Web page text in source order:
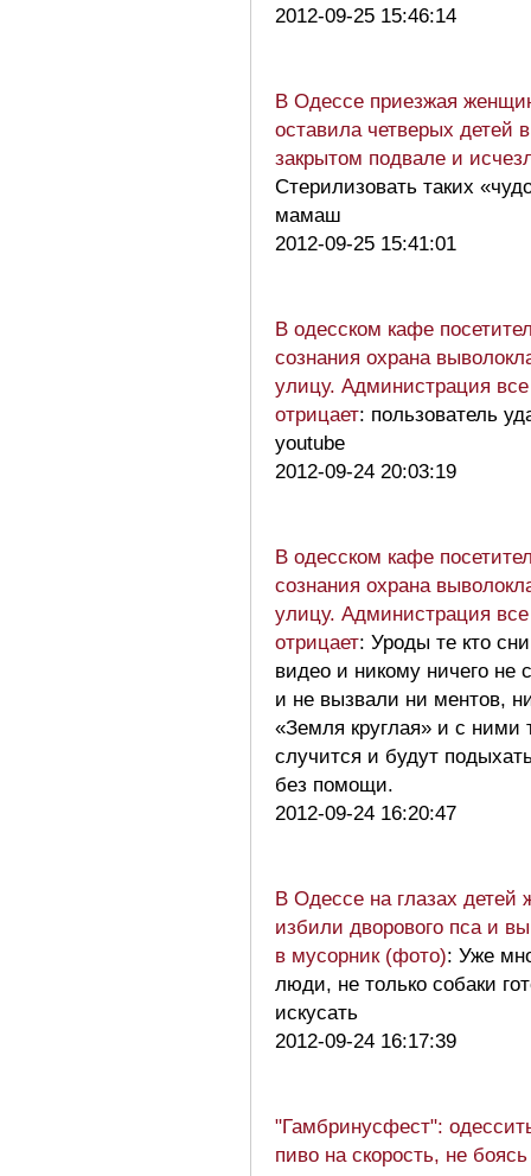
2012-09-25 15:46:14
В Одессе приезжая
оставила четверых детей в
закрытом подвале и
Стерилизовать таких
мамаш
2012-09-25 15:41:01
В одесском кафе
сознания охрана
улицу. Администрация все
отрицает: пользователь
youtube
2012-09-24 20:03:19
В одесском кафе
сознания охрана
улицу. Администрация все
отрицает: Уроды те кто
видео и никому ничего не
и не вызвали ни ментов,
«Земля круглая» и с ними
случится и будут
без помощи.
2012-09-24 16:20:47
В Одессе на глазах детей
избили дворового пса и
в мусорник (фото): Уже
люди, не только собаки
искусать
2012-09-24 16:17:39
"Гамбринусфест":
пиво на скорость, не боясь